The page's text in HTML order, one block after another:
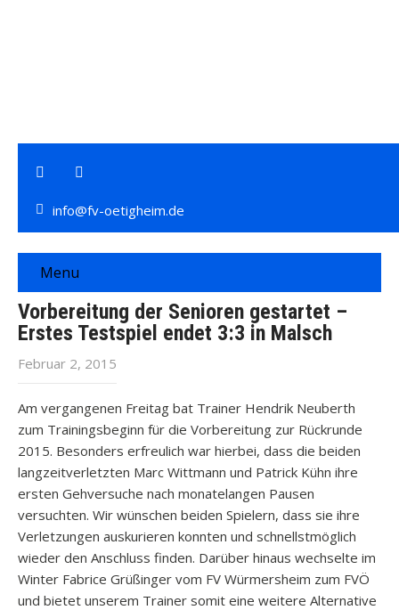
info@fv-oetigheim.de
Menu
Vorbereitung der Senioren gestartet –
Erstes Testspiel endet 3:3 in Malsch
Februar 2, 2015
Am vergangenen Freitag bat Trainer Hendrik Neuberth
zum Trainingsbeginn für die Vorbereitung zur Rückrunde
2015. Besonders erfreulich war hierbei, dass die beiden
langzeitverletzten Marc Wittmann und Patrick Kühn ihre
ersten Gehversuche nach monatelangen Pausen
versuchten. Wir wünschen beiden Spielern, dass sie ihre
Verletzungen auskurieren konnten und schnellstmöglich
wieder den Anschluss finden. Darüber hinaus wechselte im
Winter Fabrice Grüßinger vom FV Würmersheim zum FVÖ
und bietet unserem Trainer somit eine weitere Alternative